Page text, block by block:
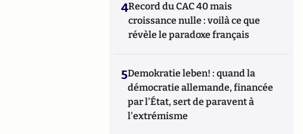
4Record du CAC 40 mais
croissance nulle : voilà ce que
révèle le paradoxe français
5Demokratie leben! : quand la
démocratie allemande, financée
par l'État, sert de paravent à
l'extrémisme